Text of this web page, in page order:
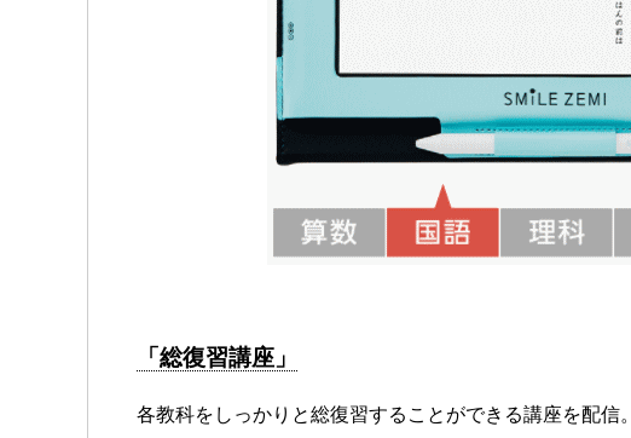
「総復習講座」
各教科をしっかりと総復習することができる講座を配信。